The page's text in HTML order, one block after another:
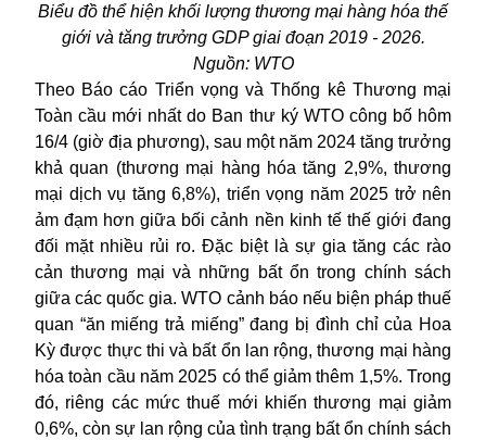
Biểu đồ thể hiện khối lượng thương mại hàng hóa thế
giới và tăng trưởng GDP giai đoạn 2019 - 2026.
Nguồn: WTO
Theo Báo cáo Triển vọng và Thống kê Thương mại
Toàn cầu mới nhất do Ban thư ký WTO công bố hôm
16/4 (giờ địa phương), sau một năm 2024 tăng trưởng
khả quan (thương mại hàng hóa tăng 2,9%, thương
mại dịch vụ tăng 6,8%), triển vọng năm 2025 trở nên
ảm đạm hơn giữa bối cảnh nền kinh tế thế giới đang
đối mặt nhiều rủi ro. Đặc biệt là sự gia tăng các rào
cản thương mại và những bất ổn trong chính sách
giữa các quốc gia. WTO cảnh báo nếu biện pháp thuế
quan “ăn miếng trả miếng” đang bị đình chỉ của Hoa
Kỳ được thực thi và bất ổn lan rộng, thương mại hàng
hóa toàn cầu năm 2025 có thể giảm thêm 1,5%. Trong
đó, riêng các mức thuế mới khiến thương mại giảm
0,6%, còn sự lan rộng của tình trạng bất ổn chính sách